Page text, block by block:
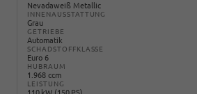
Nevadaweiß Metallic
INNENAUSSTATTUNG
Grau
GETRIEBE
Automatik
SCHADSTOFFKLASSE
Euro 6
HUBRAUM
1.968 ccm
LEISTUNG